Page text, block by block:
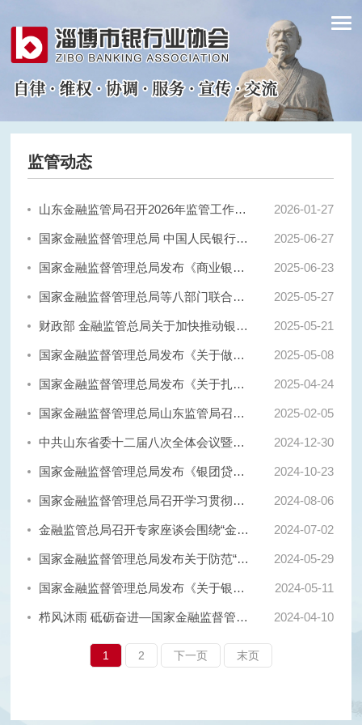
监管动态
山东金融监管局召开2026年监管工作会议 2026-01-27
国家金融监督管理总局 中国人民银行联合发布《银行业保险业普惠金融高质量发展实施方案》 2025-06-27
国家金融监督管理总局发布《商业银行市场风险管理办法》 2025-06-23
国家金融监督管理总局等八部门联合印发《支持小微企业融资的若干措施》 2025-05-27
财政部 金融监管总局关于加快推动银行函证数字化发展的通知 2025-05-21
国家金融监督管理总局发布《关于做好2025年小微企业金融服务工作的通知》 2025-05-08
国家金融监督管理总局发布《关于扎实做好2025年“三农”金融工作的通知》 2025-04-24
国家金融监督管理总局山东监管局召开2025年辖区监管工作会议 2025-02-05
中共山东省委十二届八次全体会议暨省委经济工作会议举行 2024-12-30
国家金融监督管理总局发布《银团贷款业务管理办法》 2024-10-23
国家金融监督管理总局召开学习贯彻党的二十届三中全会精神暨2024年年中工作会议 2024-08-06
金融监管总局召开专家座谈会围绕“金融服务新质生产力、做好‘五篇大文章’、推进高质量发展”听取意见建议 2024-07-02
国家金融监督管理总局发布关于防范“套路运”“套路贷”等各类形式诱骗贷款的风险提示 2024-05-29
国家金融监督管理总局发布《关于银行业保险业做好金融“五篇大文章”的指导意见》 2024-05-11
栉风沐雨 砥砺奋进—国家金融监督管理总局淄博监管分局普惠金融十年发展成果 2024-04-10
1 2 下一页 末页